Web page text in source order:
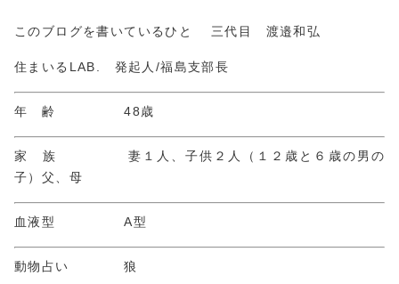
このブログを書いているひと 三代目 渡邉和弘
住まいるLAB. 発起人/福島支部長
年 齢 48歳
家 族 妻１人、子供２人（１２歳と６歳の男の
子）父、母
血液型 A型
動物占い 狼